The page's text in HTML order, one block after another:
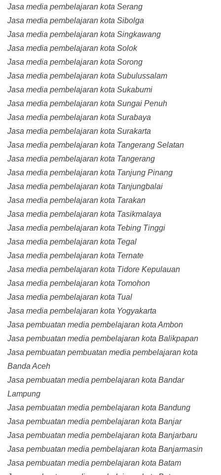
Jasa media pembelajaran kota Serang
Jasa media pembelajaran kota Sibolga
Jasa media pembelajaran kota Singkawang
Jasa media pembelajaran kota Solok
Jasa media pembelajaran kota Sorong
Jasa media pembelajaran kota Subulussalam
Jasa media pembelajaran kota Sukabumi
Jasa media pembelajaran kota Sungai Penuh
Jasa media pembelajaran kota Surabaya
Jasa media pembelajaran kota Surakarta
Jasa media pembelajaran kota Tangerang Selatan
Jasa media pembelajaran kota Tangerang
Jasa media pembelajaran kota Tanjung Pinang
Jasa media pembelajaran kota Tanjungbalai
Jasa media pembelajaran kota Tarakan
Jasa media pembelajaran kota Tasikmalaya
Jasa media pembelajaran kota Tebing Tinggi
Jasa media pembelajaran kota Tegal
Jasa media pembelajaran kota Ternate
Jasa media pembelajaran kota Tidore Kepulauan
Jasa media pembelajaran kota Tomohon
Jasa media pembelajaran kota Tual
Jasa media pembelajaran kota Yogyakarta
Jasa pembuatan media pembelajaran kota Ambon
Jasa pembuatan media pembelajaran kota Balikpapan
Jasa pembuatan pembuatan media pembelajaran kota
Banda Aceh
Jasa pembuatan media pembelajaran kota Bandar
Lampung
Jasa pembuatan media pembelajaran kota Bandung
Jasa pembuatan media pembelajaran kota Banjar
Jasa pembuatan media pembelajaran kota Banjarbaru
Jasa pembuatan media pembelajaran kota Banjarmasin
Jasa pembuatan media pembelajaran kota Batam